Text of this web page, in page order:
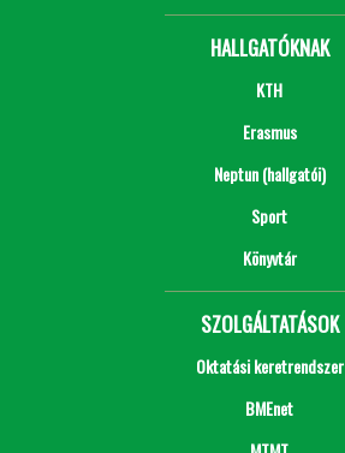
HALLGATÓKNAK
KTH
Erasmus
Neptun (hallgatói)
Sport
Könyvtár
SZOLGÁLTATÁSOK
Oktatási keretrendszer
BMEnet